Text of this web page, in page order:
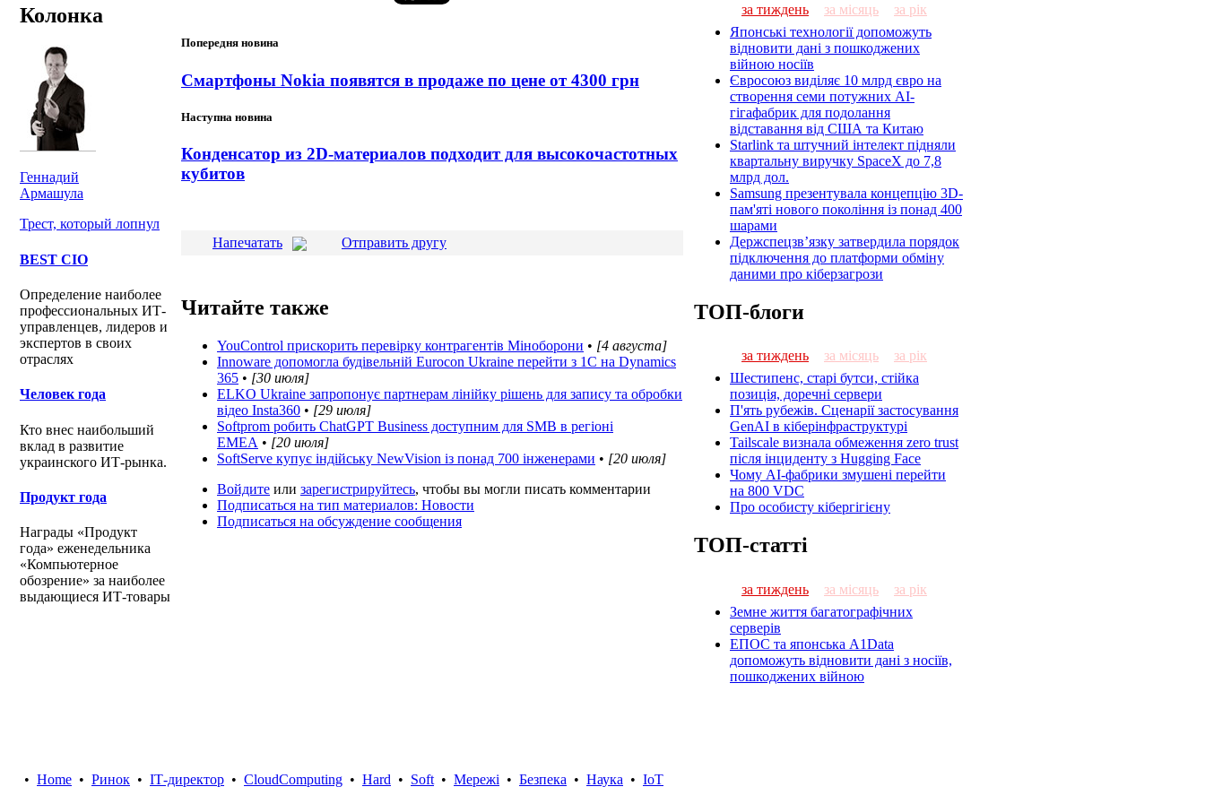
Колонка
Геннадий
Армашула
Трест, который лопнул
BEST CIO
Определение наиболее
профессиональных ИТ-
управленцев, лидеров и
экспертов в своих
отраслях
Человек года
Кто внес наибольший
вклад в развитие
украинского ИТ-рынка.
Продукт года
Награды «Продукт
года» еженедельника
«Компьютерное
обозрение» за наиболее
выдающиеся ИТ-товары
Попередня новина
Смартфоны Nokia появятся в продаже по цене от 4300 грн
Наступна новина
Конденсатор из 2D-материалов подходит для высокочастотных
кубитов
Напечатать Отправить другу
Читайте также
YouControl прискорить перевірку контрагентів Міноборони • [4 августа]
Innoware допомогла будівельній Eurocon Ukraine перейти з 1С на Dynamics
365 • [30 июля]
ELKO Ukraine запропонує партнерам лінійку рішень для запису та обробки
відео Insta360 • [29 июля]
Softprom робить ChatGPT Business доступним для SMB в регіоні
EMEA • [20 июля]
SoftServe купує індійську NewVision із понад 700 інженерами • [20 июля]
Войдите или зарегистрируйтесь, чтобы вы могли писать комментарии
Подписаться на тип материалов: Новости
Подписаться на обсуждение сообщения
за тиждень за місяць
за рік
Японські технології допоможуть
відновити дані з пошкоджених
війною носіїв
Євросоюз виділяє 10 млрд євро на
створення семи потужних AI-
гігафабрик для подолання
відставання від США та Китаю
Starlink та штучний інтелект підняли
квартальну виручку SpaceX до 7,8
млрд дол.
Samsung презентувала концепцію 3D-
пам'яті нового покоління із понад 400
шарами
Держспецзв’язку затвердила порядок
підключення до платформи обміну
даними про кіберзагрози
ТОП-блоги
за тиждень за місяць
за рік
Шестипенс, старі бутси, стійка
позиція, доречні сервери
П'ять рубежів. Сценарії застосування
GenAI в кіберінфраструктурі
Tailscale визнала обмеження zero trust
після інциденту з Hugging Face
Чому AI-фабрики змушені перейти
на 800 VDC
Про особисту кібергігієну
ТОП-статті
за тиждень за місяць
за рік
Земне життя багатографічних
серверів
ЕПОС та японська A1Data
допоможуть відновити дані з носіїв,
пошкоджених війною
• Home • Ринок • IТ-директор • CloudComputing • Hard • Soft • Мережі • Безпека • Наука • IoT